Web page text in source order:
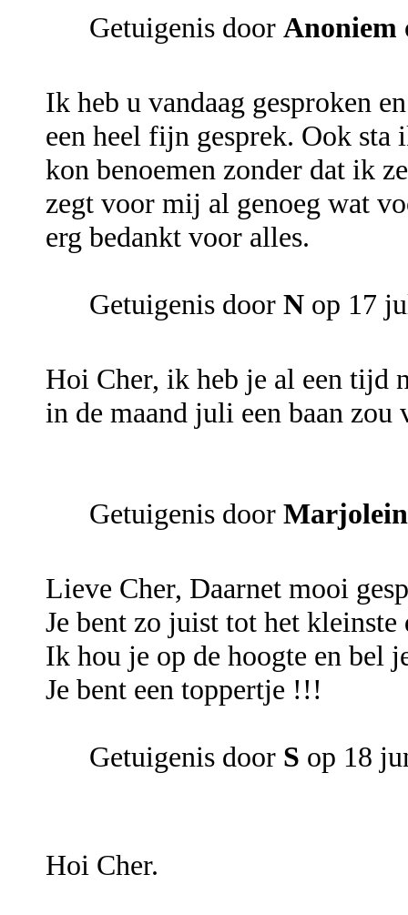
Getuigenis door Anoniem
Ik heb u vandaag gesproken
een heel fijn gesprek. Ook sta
kon benoemen zonder dat ik
zegt voor mij al genoeg wat
erg bedankt voor alles.
Getuigenis door N op 17
Hoi Cher, ik heb je al een tijd
in de maand juli een baan
Getuigenis door Marjolein
Lieve Cher, Daarnet mooi
Je bent zo juist tot het
Ik hou je op de hoogte en bel
Je bent een toppertje !!!
Getuigenis door S op 18
Hoi Cher.